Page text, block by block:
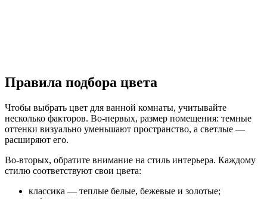
Правила подбора цвета
Чтобы выбрать цвет для ванной комнаты, учитывайте
несколько факторов. Во-первых, размер помещения: темные
оттенки визуально уменьшают пространство, а светлые —
расширяют его.
Во-вторых, обратите внимание на стиль интерьера. Каждому
стилю соответствуют свои цвета:
классика — теплые белые, бежевые и золотые;